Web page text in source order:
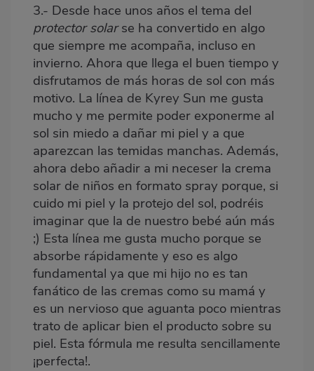
3.- Desde hace unos años el tema del
protector solarse ha convertido en algo
que siempre me acompaña, incluso en
invierno. Ahora que llega el buen tiempo y
disfrutamos de más horas de sol con más
motivo. La línea de Kyrey Sun me gusta
mucho y me permite poder exponerme al
sol sin miedo a dañar mi piel y a que
aparezcan las temidas manchas. Además,
ahora debo añadir a mi neceser la crema
solar de niños en formato spray porque, si
cuido mi piel y la protejo del sol, podréis
imaginar que la de nuestro bebé aún más
;) Esta línea me gusta mucho porque se
absorbe rápidamente y eso es algo
fundamental ya que mi hijo no es tan
fanático de las cremas como su mamá y
es un nervioso que aguanta poco mientras
trato de aplicar bien el producto sobre su
piel. Esta fórmula me resulta sencillamente
¡perfecta!.